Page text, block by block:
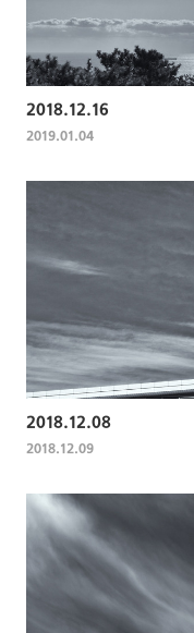
2018.12.16
2019.01.04
2018.12.08
2018.12.09